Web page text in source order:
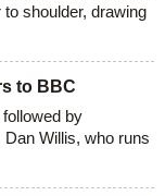
shoulder, drawing
to BBC
by
Willis, who runs